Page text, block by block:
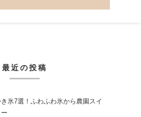
最近の投稿
氷7選！ふわふわ氷から農園スイ